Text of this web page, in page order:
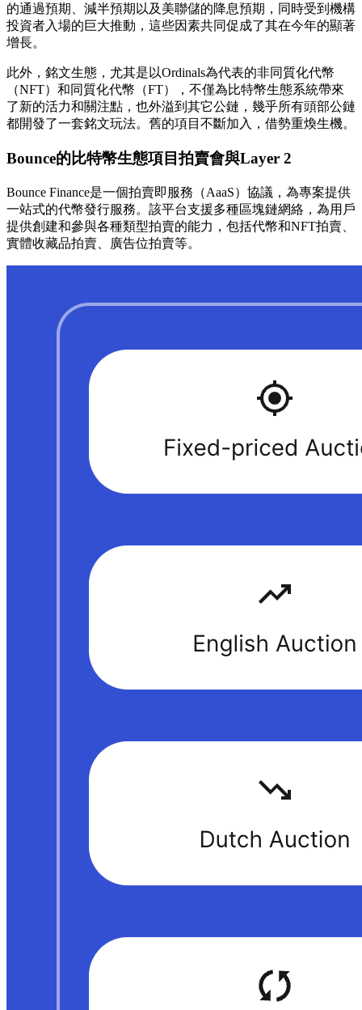
的通過預期、減半預期以及美聯儲的降息預期，同時受到機構
投資者入場的巨大推動，這些因素共同促成了其在今年的顯著
增長。
此外，銘文生態，尤其是以Ordinals為代表的非同質化代幣
（NFT）和同質化代幣（FT），不僅為比特幣生態系統帶來
了新的活力和關注點，也外溢到其它公鏈，幾乎所有頭部公鏈
都開發了一套銘文玩法。舊的項目不斷加入，借勢重煥生機。
Bounce的比特幣生態項目拍賣會與Layer 2
Bounce Finance是一個拍賣即服務（AaaS）協議，為專案提供
一站式的代幣發行服務。該平台支援多種區塊鏈網絡，為用戶
提供創建和參與各種類型拍賣的能力，包括代幣和NFT拍賣、
實體收藏品拍賣、廣告位拍賣等。